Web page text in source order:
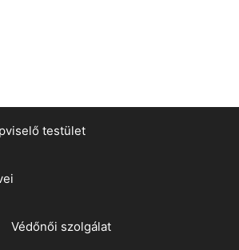
testület
Védőnői szolgálat